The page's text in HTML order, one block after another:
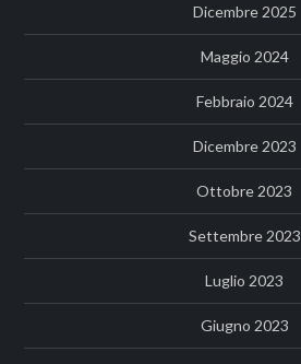
Dicembre 2025
Maggio 2024
Febbraio 2024
Dicembre 2023
Ottobre 2023
Settembre 2023
Luglio 2023
Giugno 2023